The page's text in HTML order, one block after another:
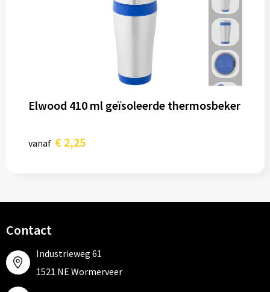
Elwood 410 ml geïsoleerde thermosbeker
vanaf € 2,25
Contact
Industrieweg 61
1521 NE Wormerveer